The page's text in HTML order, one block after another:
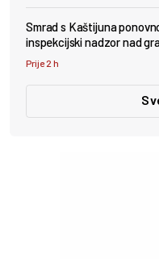
Smrad s Kaštijuna
inspekcijski nadzor nad
Prije 2 h